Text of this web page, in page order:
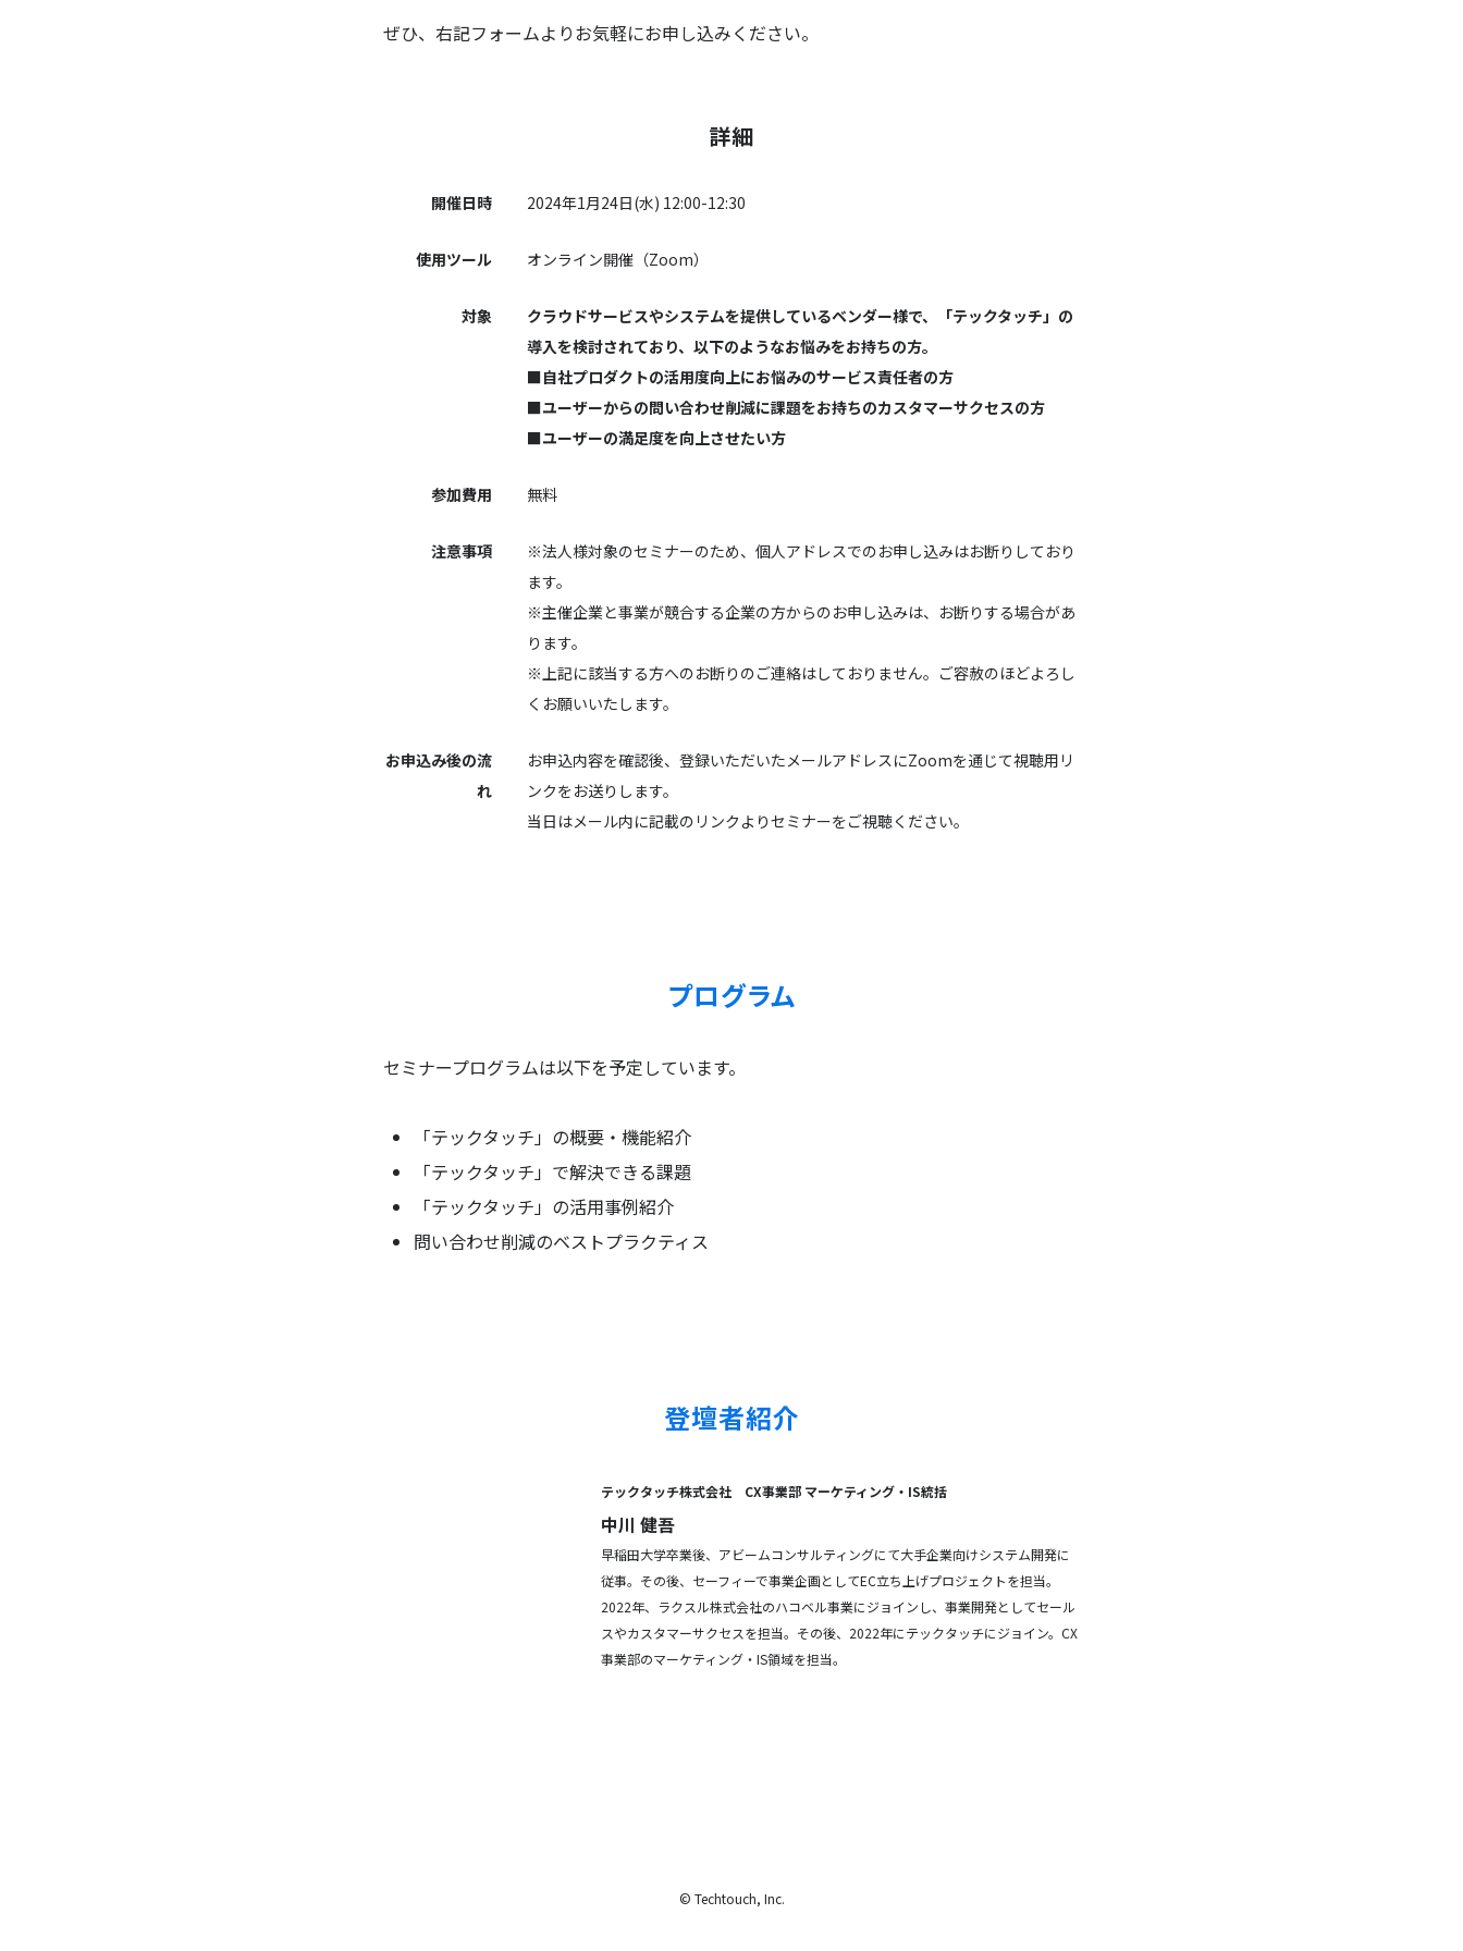
ぜひ、右記フォームよりお気軽にお申し込みください。
詳細
開催日時 2024年1月24日(水) 12:00-12:30
使用ツール オンライン開催（Zoom）
対象
クラウドサービスやシステムを提供しているベンダー様で、「テックタッチ」の
導入を検討されており、以下のようなお悩みをお持ちの方。
■自社プロダクトの活用度向上にお悩みのサービス責任者の方
■ユーザーからの問い合わせ削減に課題をお持ちのカスタマーサクセスの方
■ユーザーの満足度を向上させたい方
参加費用 無料
注意事項
※法人様対象のセミナーのため、個人アドレスでのお申し込みはお断りしており
ます。
※主催企業と事業が競合する企業の方からのお申し込みは、お断りする場合があ
ります。
※上記に該当する方へのお断りのご連絡はしておりません。ご容赦のほどよろし
くお願いいたします。
お申込み後の流
れ
お申込内容を確認後、登録いただいたメールアドレスにZoomを通じて視聴用リ
ンクをお送りします。
当日はメール内に記載のリンクよりセミナーをご視聴ください。
プログラム
セミナープログラムは以下を予定しています。
「テックタッチ」の概要・機能紹介
「テックタッチ」で解決できる課題
「テックタッチ」の活用事例紹介
問い合わせ削減のベストプラクティス
登壇者紹介
テックタッチ株式会社 CX事業部 マーケティング・IS統括
中川 健吾
早稲田大学卒業後、アビームコンサルティングにて大手企業向けシステム開発に
従事。その後、セーフィーで事業企画としてEC立ち上げプロジェクトを担当。
2022年、ラクスル株式会社のハコベル事業にジョインし、事業開発としてセール
スやカスタマーサクセスを担当。その後、2022年にテックタッチにジョイン。CX
事業部のマーケティング・IS領域を担当。
© Techtouch, Inc.